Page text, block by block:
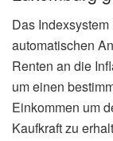
Wann erfolgt
in
Experten gehen
Indexanpassung
gestiegenen
erfolgen könnte.